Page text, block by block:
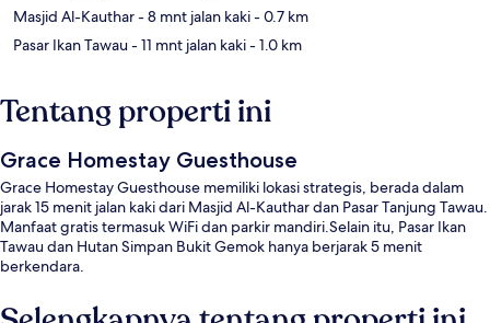
Masjid Al-Kauthar- 8 mnt jalan kaki- 0.7 km
Pasar Ikan Tawau- 11 mnt jalan kaki- 1.0 km
Tentang properti ini
Grace Homestay Guesthouse
Grace Homestay Guesthouse memiliki lokasi strategis, berada dalam
jarak 15 menit jalan kaki dari Masjid Al-Kauthar dan Pasar Tanjung Tawau.
Manfaat gratis termasuk WiFi dan parkir mandiri.Selain itu, Pasar Ikan
Tawau dan Hutan Simpan Bukit Gemok hanya berjarak 5 menit
berkendara.